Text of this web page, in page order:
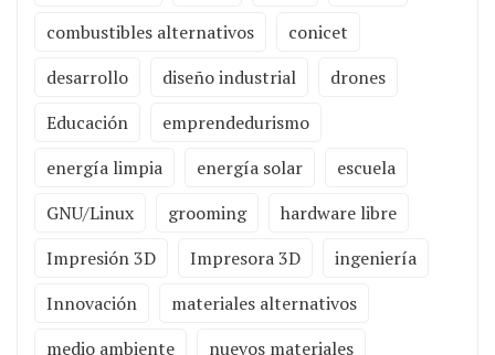
combustibles alternativos
conicet
desarrollo
diseño industrial
drones
Educación
emprendedurismo
energía limpia
energía solar
escuela
GNU/Linux
grooming
hardware libre
Impresión 3D
Impresora 3D
ingeniería
Innovación
materiales alternativos
medio ambiente
nuevos materiales